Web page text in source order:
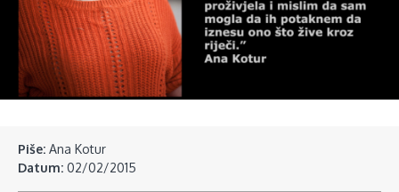
Piše: Ana Kotur
Datum: 02/02/2015